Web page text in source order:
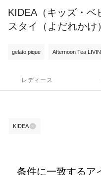
KIDEA（キッズ・ベ
スタイ（よだれかけ）
gelato pique Afternoon Tea
レディース
KIDEA
条件に一致するア